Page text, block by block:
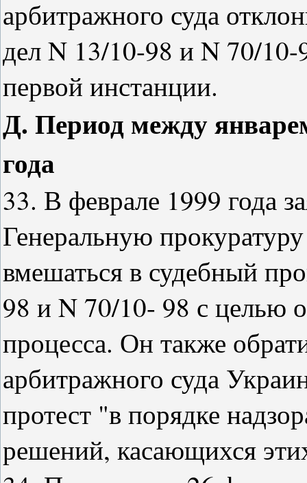
арбитражного суда
дел N 13/10-98 и N 70/10-
первой инстанции.
Д. Период между
года
33. В феврале 1999 года
Генеральную
вмешаться в судебный
98 и N 70/10- 98 с целью
процесса. Он также
арбитражного суда
протест "в порядке
решений, касающихся